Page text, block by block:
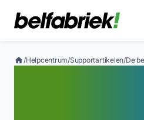
/Helpcentrum/Supportartikelen/De